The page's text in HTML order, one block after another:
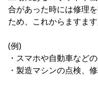
合があった時には修理
ため、これからますま
(例)
・スマホや自動車など
・製造マシンの点検、